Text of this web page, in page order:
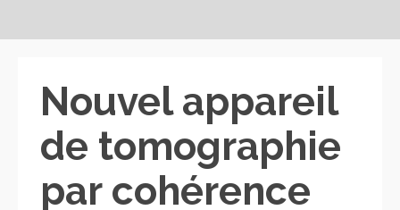
Nouvel appareil
de tomographie
par cohérence